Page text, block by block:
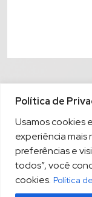
Política de
Usamos cookies
experiência mais
preferências e
todos”, você
cookies. Política